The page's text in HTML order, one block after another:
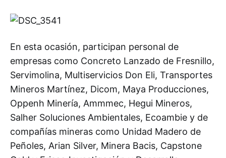
En esta ocasión, participan personal de
empresas como Concreto Lanzado de Fresnillo,
Servimolina, Multiservicios Don Eli, Transportes
Mineros Martínez, Dicom, Maya Producciones,
Oppenh Minería, Ammmec, Hegui Mineros,
Salher Soluciones Ambientales, Ecoambie y de
compañías mineras como Unidad Madero de
Peñoles, Arian Silver, Minera Bacis, Capstone